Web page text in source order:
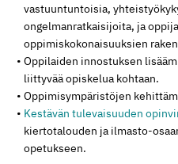
vastuuntuntoisia,
ongelmanratkaisijoita, ja
oppimiskokonaisuuksien
Oppilaiden innostuksen
liittyvää opiskelua kohtaan.
Oppimisympäristöjen
Kestävän tulevaisuuden
kiertotalouden ja ilmasto-
opetukseen.